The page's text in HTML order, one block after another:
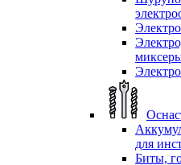
для
Биты,